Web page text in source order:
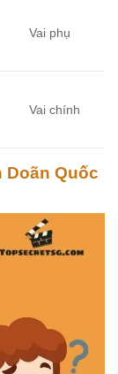
Vai phụ
Vai chính
Quốc